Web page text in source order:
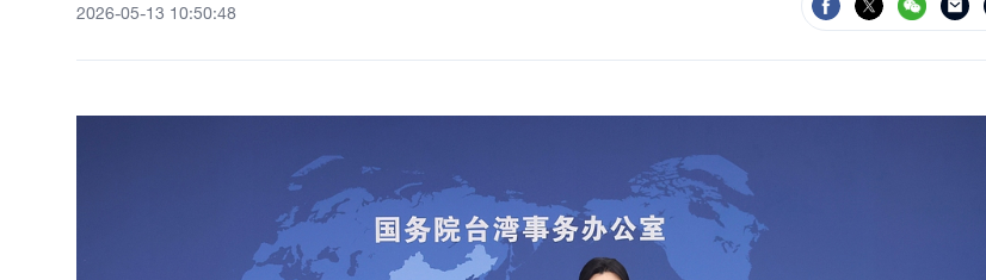
2026-05-13 10:50:48